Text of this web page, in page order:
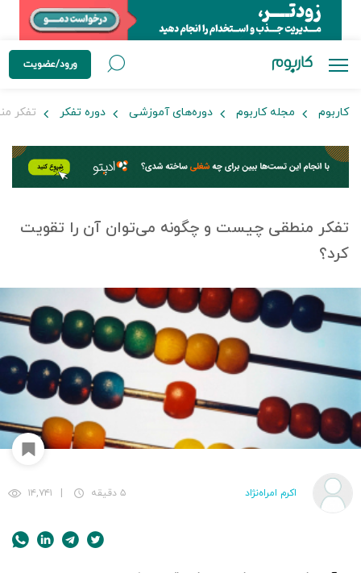
ورود/عضویت
کاربوم مجله کاربوم دوره‌های آموزشی دوره تفکر تفکر
تفکر منطقی چیست و چگونه می‌توان آن را تقویت
کرد؟
اکرم امراه‌نژاد ۵ دقیقه ۱۴,۷۴۱